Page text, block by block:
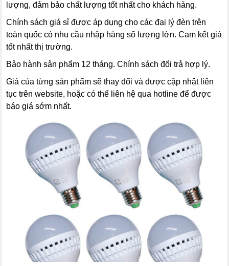
lượng, đảm bảo chất lượng tốt nhất cho khách hàng.
Chính sách giá sỉ được áp dụng cho các đại lý đèn trên
toàn quốc có nhu cầu nhập hàng số lượng lớn. Cam kết giá
tốt nhất thị trường.
Bảo hành sản phẩm 12 tháng. Chính sách đổi trả hợp lý.
Giá của từng sản phẩm sẽ thay đổi và được cập nhật liên
tục trên website, hoặc có thể liên hệ qua hotline để được
báo giá sớm nhất.